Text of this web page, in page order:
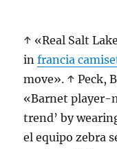
↑ «Real Salt
infrancia
move». ↑ Peck,
«Barnet player-
trend’ by
el equipo zebra